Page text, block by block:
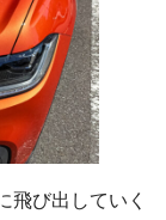
飛び出していく